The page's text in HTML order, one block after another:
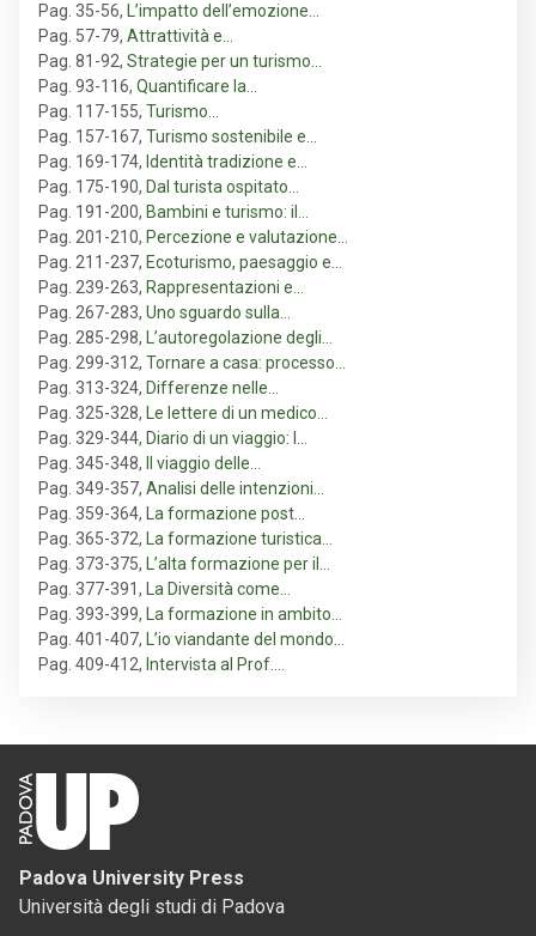
Pag. 35-56,
L’impatto dell’emozione…
Pag. 57-79, Attrattività e…
Pag. 81-92, Strategie per un turismo…
Pag. 93-116, Quantificare la…
Pag. 117-155, Turismo…
Pag. 157-167, Turismo sostenibile e…
Pag. 169-174, Identità tradizione e…
Pag. 175-190, Dal turista ospitato…
Pag. 191-200, Bambini e turismo: il…
Pag. 201-210, Percezione e valutazione…
Pag. 211-237, Ecoturismo, paesaggio e…
Pag. 239-263, Rappresentazioni e…
Pag. 267-283, Uno sguardo sulla…
Pag. 285-298,
L’autoregolazione degli…
Pag. 299-312, Tornare a casa: processo…
Pag. 313-324, Differenze nelle…
Pag. 325-328,
Le lettere di un medico…
Pag. 329-344, Diario di un viaggio: l…
Pag. 345-348,
Il viaggio delle…
Pag. 349-357, Analisi delle intenzioni…
Pag. 359-364,
La formazione post…
Pag. 365-372,
La formazione turistica…
Pag. 373-375,
L’alta formazione per il…
Pag. 377-391,
La Diversità come…
Pag. 393-399,
La formazione in ambito…
Pag. 401-407,
L’io viandante del mondo…
Pag. 409-412, Intervista al Prof.…
Padova University Press
Università degli studi di Padova